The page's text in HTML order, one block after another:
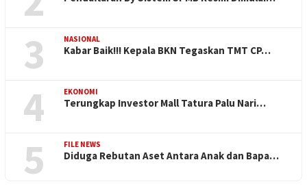
3 NASIONAL
Kabar Baik!!! Kepala BKN Tegaskan TMT CP…
4 EKONOMI
Terungkap Investor Mall Tatura Palu Nari…
5 FILE NEWS
Diduga Rebutan Aset Antara Anak dan Bapa…